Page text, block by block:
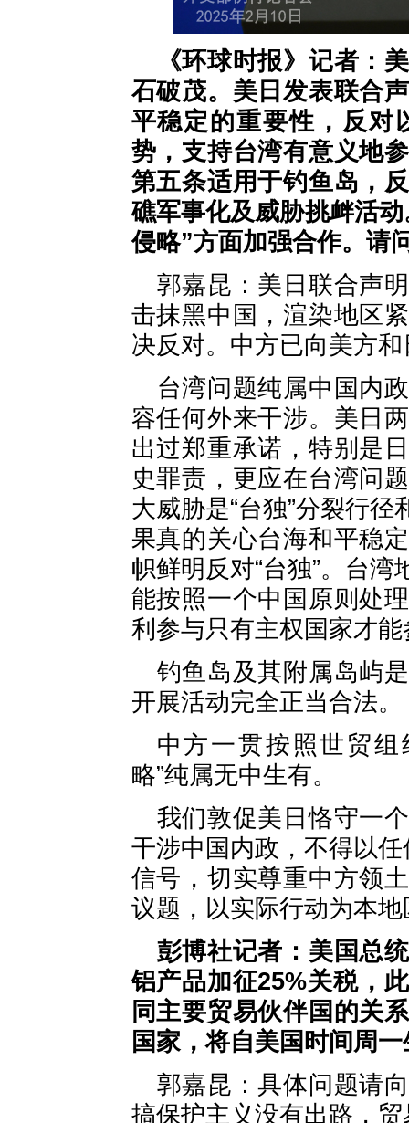
《环球时报》记者：
石破茂。美日发表联合
平稳定的重要性，反对
势，支持台湾有意义地
第五条适用于钓鱼岛，
礁军事化及威胁挑衅活
侵略”方面加强合作。请
郭嘉昆：美日联合声
击抹黑中国，渲染地区
决反对。中方已向美方
台湾问题纯属中国内
容任何外来干涉。美日
出过郑重承诺，特别是
史罪责，更应在台湾问
大威胁是“台独”分裂行
果真的关心台海和平稳
帜鲜明反对“台独”。台
能按照一个中国原则处
利参与只有主权国家才
钓鱼岛及其附属岛屿
开展活动完全正当合法。
中方一贯按照世贸
略”纯属无中生有。
我们敦促美日恪守一
干涉中国内政，不得以
信号，切实尊重中方领
议题，以实际行动为本
彭博社记者：美国总
铝产品加征25%关税，
同主要贸易伙伴国的关
国家，将自美国时间周
郭嘉昆：具体问题请
搞保护主义没有出路，